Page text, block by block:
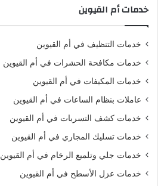
خدمات أم القيوين
خدمات التنظيف في أم القيوين
خدمات مكافحة الحشرات في أم القيوين
خدمات المكيفات في أم القيوين
عاملات بنظام الساعات في أم القيوين
خدمات كشف التسربات في أم القيوين
خدمات تسليك المجاري في أم القيوين
خدمات جلي وتلميع الرخام في أم القيوين
خدمات عزل الأسطح في أم القيوين